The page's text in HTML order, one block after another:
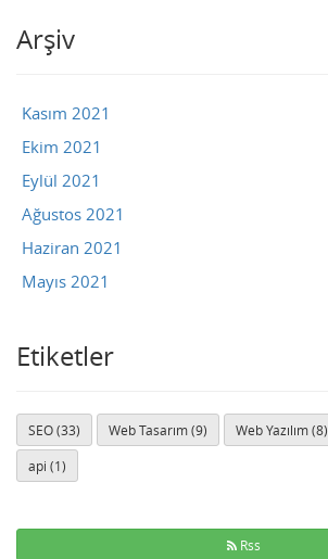
Arşiv
Kasım 2021
Ekim 2021
Eylül 2021
Ağustos 2021
Haziran 2021
Mayıs 2021
Etiketler
SEO (33) Web Tasarım (9) Web Yazılım (8)
api (1)
Rss